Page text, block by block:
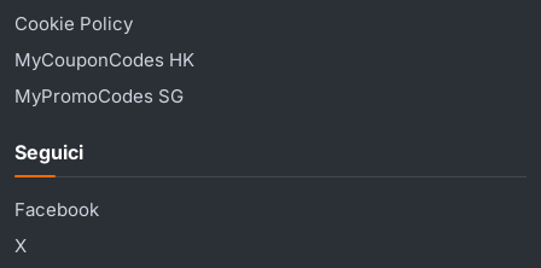
Cookie Policy
MyCouponCodes HK
MyPromoCodes SG
Seguici
Facebook
X